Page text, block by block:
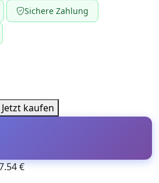
Sichere Zahlung
Jetzt kaufen
€